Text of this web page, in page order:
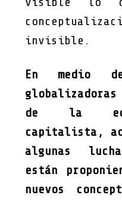
invisible.
En medio
de la
capitalista,
algunas
están
nuevos